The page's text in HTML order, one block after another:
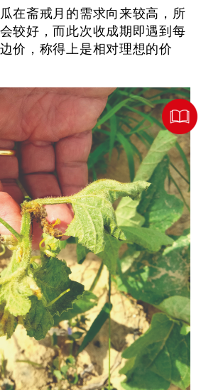
在斋戒月的需求向来较高，所
较好，而此次收成期即遇到每
价，称得上是相对理想的价